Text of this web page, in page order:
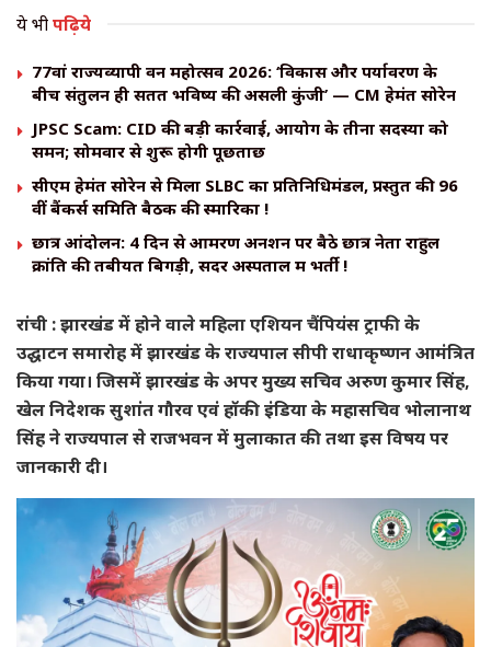
ये भीपढ़िये
77वां राज्यव्यापी वन महोत्सव 2026: ‘विकास और पर्यावरण के
बीच संतुलन ही सतत भविष्य की असली कुंजी’ — CM हेमंत सोरेन
JPSC Scam: CID की बड़ी कार्रवाई, आयोग के तीनों सदस्यों को
समन; सोमवार से शुरू होगी पूछताछ
सीएम हेमंत सोरेन से मिला SLBC का प्रतिनिधिमंडल, प्रस्तुत की 96
वीं बैंकर्स समिति बैठक की स्मारिका !
छात्र आंदोलन: 4 दिन से आमरण अनशन पर बैठे छात्र नेता राहुल
क्रांति की तबीयत बिगड़ी, सदर अस्पताल में भर्ती !
रांची : झारखंड में होने वाले महिला एशियन चैंपियंस ट्राफी के
उद्घाटन समारोह में झारखंड के राज्यपाल सीपी राधाकृष्णन आमंत्रित
किया गया। जिसमें झारखंड के अपर मुख्य सचिव अरुण कुमार सिंह,
खेल निदेशक सुशांत गौरव एवं हॉकी इंडिया के महासचिव भोलानाथ
सिंह ने राज्यपाल से राजभवन में मुलाकात की तथा इस विषय पर
जानकारी दी।